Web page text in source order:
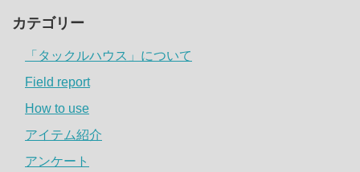
カテゴリー
「タックルハウス」について
Field report
How to use
アイテム紹介
アンケート